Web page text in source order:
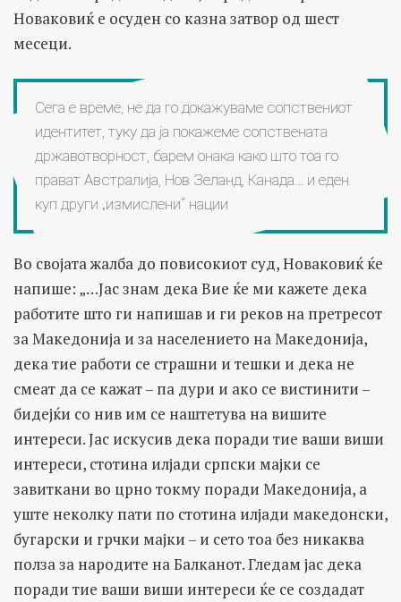
Новаковиќ е осуден со казна затвор од шест
месеци.
Сега е време, не да го докажуваме сопствениот
идентитет, туку да ја покажеме сопствената
државотворност, барем онака како што тоа го
прават Австралија, Нов Зеланд, Канада… и еден
куп други „измислени“ нации
Во својата жалба до повисокиот суд, Новаковиќ ќе
напише: „…Јас знам дека Вие ќе ми кажете дека
работите што ги напишав и ги реков на претресот
за Македонија и за населението на Македонија,
дека тие работи се страшни и тешки и дека не
смеат да се кажат – па дури и ако се вистинити –
бидејќи со нив им се наштетува на вишите
интереси. Јас искусив дека поради тие ваши виши
интереси, стотина илјади српски мајки се
завиткани во црно токму поради Македонија, а
уште неколку пати по стотина илјади македонски,
бугарски и грчки мајки – и сето тоа без никаква
полза за народите на Балканот. Гледам јас дека
поради тие ваши виши интереси ќе се создадат